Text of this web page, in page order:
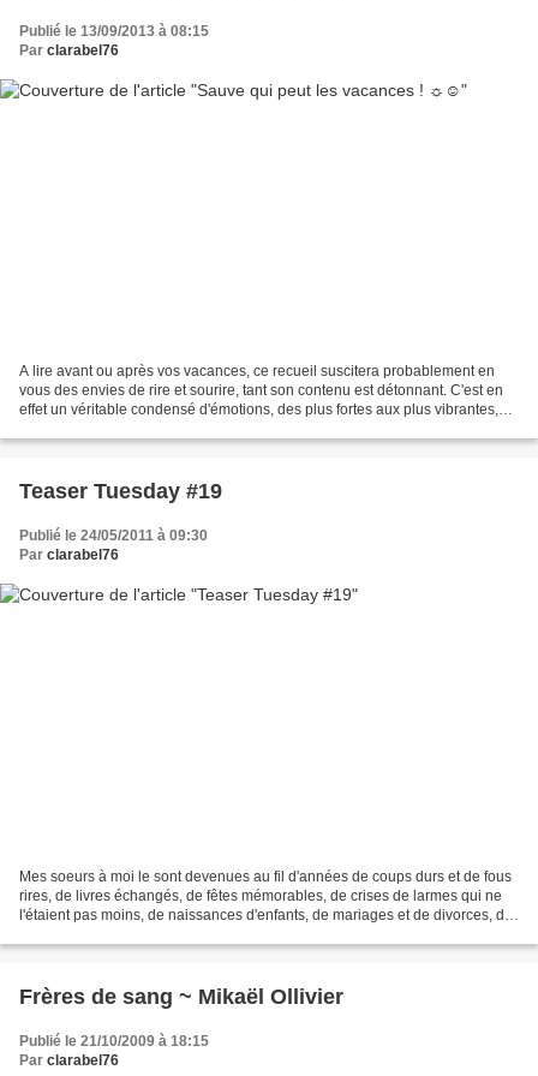
Publié le 13/09/2013 à 08:15
Par clarabel76
A lire avant ou après vos vacances, ce recueil suscitera probablement en
vous des envies de rire et sourire, tant son contenu est détonnant. C'est en
effet un véritable condensé d'émotions, des plus fortes aux plus vibrantes,
Teaser Tuesday #19
Publié le 24/05/2011 à 09:30
Par clarabel76
Mes soeurs à moi le sont devenues au fil d'années de coups durs et de fous
rires, de livres échangés, de fêtes mémorables, de crises de larmes qui ne
l'étaient pas moins, de naissances d'enfants, de mariages et de divorces, de
Frères de sang ~ Mikaël Ollivier
Publié le 21/10/2009 à 18:15
Par clarabel76